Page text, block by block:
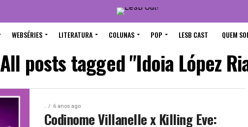
WEBSÉRIES LITERATURA COLUNAS POP LESB CAST QUEM
All posts tagged "Idoia López
. 6 anos ago
Codinome Villanelle x Killing Eve: